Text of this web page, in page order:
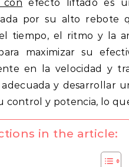
con efecto liftado es
por su alto rebote
tiempo, el ritmo y la
maximizar su
en la velocidad y
adecuada y desarrollar
control y potencia, lo
in the article: